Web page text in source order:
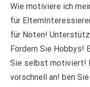
Wie motiviere ich
für
für Noten!
Fördern Sie Hobbys!
Sie selbst motiviert!
vorschnell an! ben